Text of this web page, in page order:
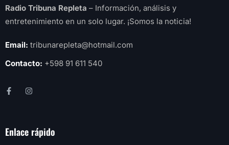
Radio Tribuna Repleta – Información, análisis y
entretenimiento en un solo lugar. ¡Somos la noticia!
Email: tribunarepleta@hotmail.com
Contacto: +598 91 611 540
Enlace rápido